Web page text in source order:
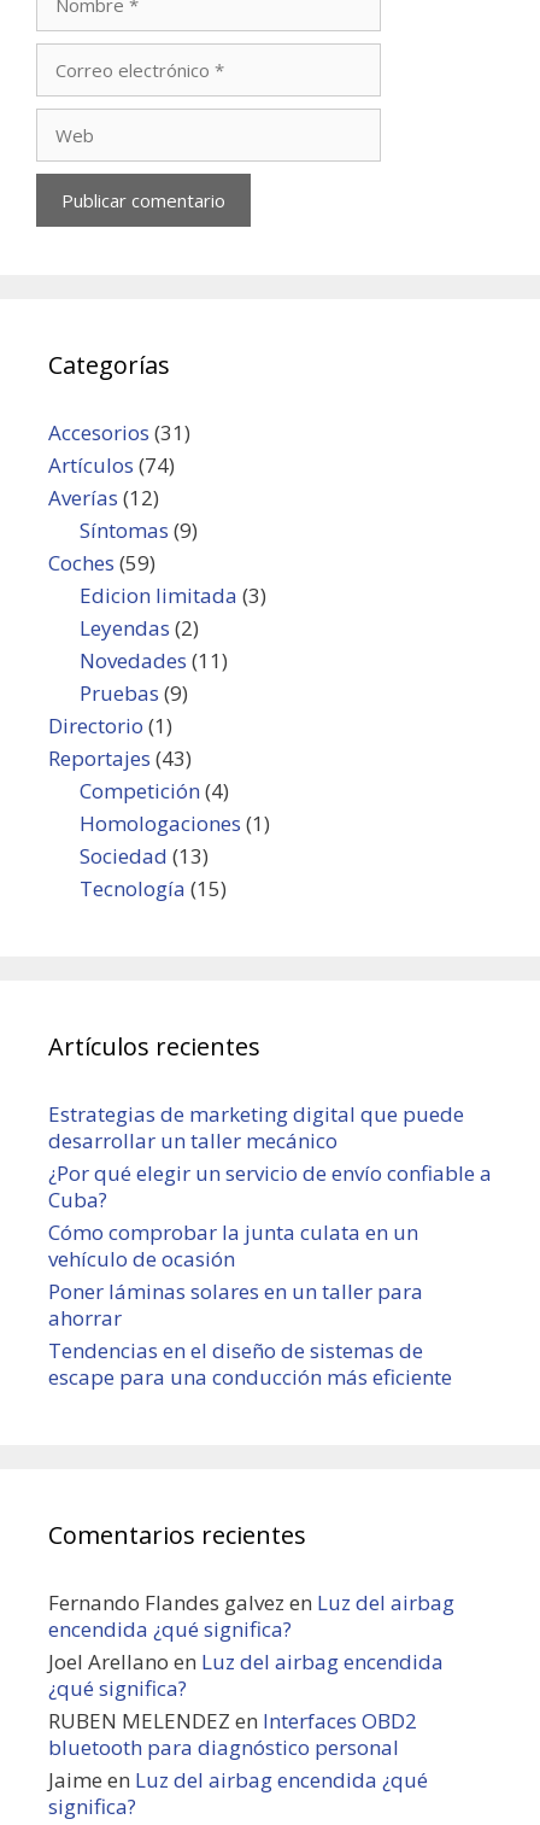
Correo
electrónico
Web
Categorías
Accesorios (31)
Artículos (74)
Averías (12)
Síntomas (9)
Coches (59)
Edicion limitada (3)
Leyendas (2)
Novedades (11)
Pruebas (9)
Directorio (1)
Reportajes (43)
Competición (4)
Homologaciones (1)
Sociedad (13)
Tecnología (15)
Artículos recientes
Estrategias de marketing digital que puede
desarrollar un taller mecánico
¿Por qué elegir un servicio de envío confiable a
Cuba?
Cómo comprobar la junta culata en un
vehículo de ocasión
Poner láminas solares en un taller para
ahorrar
Tendencias en el diseño de sistemas de
escape para una conducción más eficiente
Comentarios recientes
Fernando Flandes galvez en Luz del airbag
encendida ¿qué significa?
Joel Arellano en Luz del airbag encendida
¿qué significa?
RUBEN MELENDEZ en Interfaces OBD2
bluetooth para diagnóstico personal
Jaime en Luz del airbag encendida ¿qué
significa?